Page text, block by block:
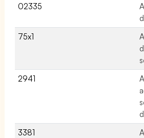
02335
75x1
2941
3381